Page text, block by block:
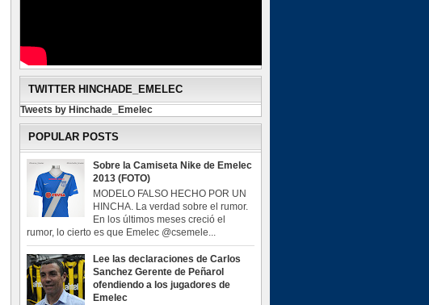
TWITTER HINCHADE_EMELEC
Tweets by Hinchade_Emelec
POPULAR POSTS
Sobre la Camiseta Nike de Emelec
2013 (FOTO)
MODELO FALSO HECHO POR UN
HINCHA. La verdad sobre el rumor.
En los últimos meses creció el
rumor, lo cierto es que Emelec @csemele...
Lee las declaraciones de Carlos
Sanchez Gerente de Peñarol
ofendiendo a los jugadores de
Emelec